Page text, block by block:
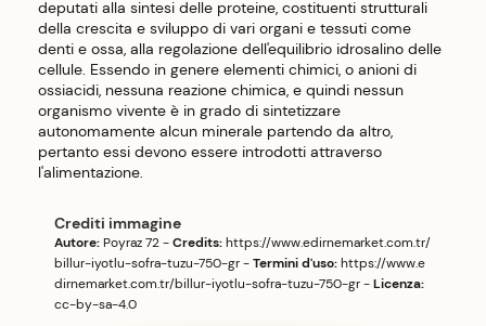
deputati alla sintesi delle proteine, costituenti strutturali
della crescita e sviluppo di vari organi e tessuti come
denti e ossa, alla regolazione dell'equilibrio idrosalino delle
cellule. Essendo in genere elementi chimici, o anioni di
ossiacidi, nessuna reazione chimica, e quindi nessun
organismo vivente è in grado di sintetizzare
autonomamente alcun minerale partendo da altro,
pertanto essi devono essere introdotti attraverso
l'alimentazione.
Crediti immagine
Autore:Poyraz 72-Credits:https://www.edirnemarket.com.tr/
billur-iyotlu-sofra-tuzu-750-gr-Termini d'uso:https://www.e
dirnemarket.com.tr/billur-iyotlu-sofra-tuzu-750-gr-Licenza:
cc-by-sa-4.0